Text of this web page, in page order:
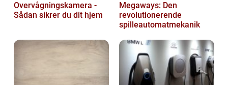
Overvågningskamera -
Sådan sikrer du dit hjem
Megaways: Den
revolutionerende
spilleautomatmekanik